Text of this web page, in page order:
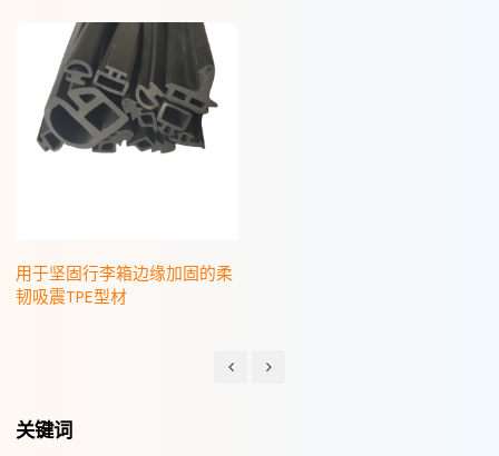
用于坚固行李箱边缘加固的柔
韧吸震TPE型材
关键词